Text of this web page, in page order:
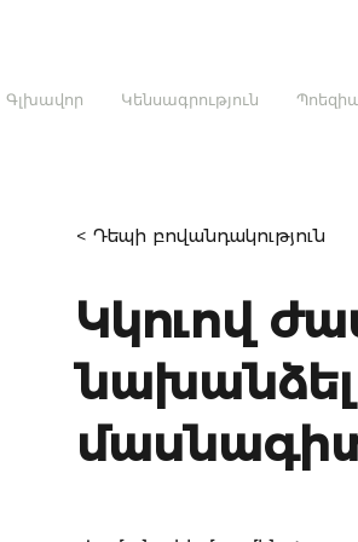
Գլխավոր Կենսագրություն
< Դեպի բովանդակություն
Կկուով